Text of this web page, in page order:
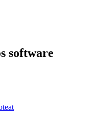
software